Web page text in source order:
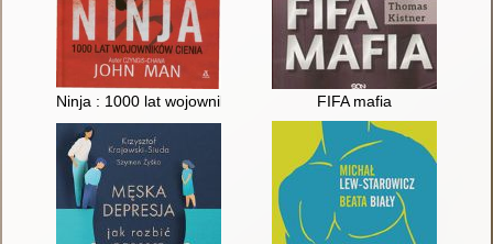
Ninja : 1000 lat wojowników cienia FIFA mafia